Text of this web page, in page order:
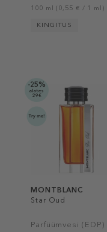
100 ml (0,55 € / 1 ml)
KINGITUS
-25%
alates
29€
MONTBLANC
Star Oud
Parfüümvesi (EDP)